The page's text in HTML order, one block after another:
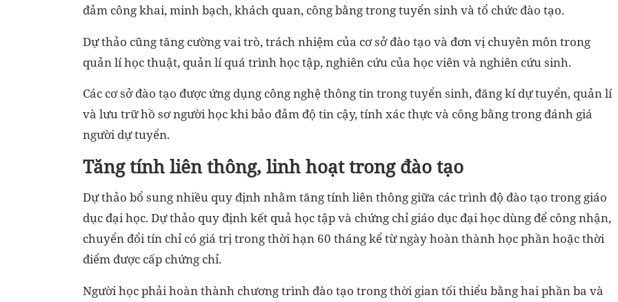
đảm công khai, minh bạch, khách quan, công bằng trong tuyển sinh và tổ chức đào tạo.
Dự thảo cũng tăng cường vai trò, trách nhiệm của cơ sở đào tạo và đơn vị chuyên môn trong
quản lí học thuật, quản lí quá trình học tập, nghiên cứu của học viên và nghiên cứu sinh.
Các cơ sở đào tạo được ứng dụng công nghệ thông tin trong tuyển sinh, đăng kí dự tuyển, quản lí
và lưu trữ hồ sơ người học khi bảo đảm độ tin cậy, tính xác thực và công bằng trong đánh giá
người dự tuyển.
Tăng tính liên thông, linh hoạt trong đào tạo
Dự thảo bổ sung nhiều quy định nhằm tăng tính liên thông giữa các trình độ đào tạo trong giáo
dục đại học. Dự thảo quy định kết quả học tập và chứng chỉ giáo dục đại học dùng để công nhận,
chuyển đổi tín chỉ có giá trị trong thời hạn 60 tháng kể từ ngày hoàn thành học phần hoặc thời
điểm được cấp chứng chỉ.
Người học phải hoàn thành chương trình đào tạo trong thời gian tối thiểu bằng hai phần ba và